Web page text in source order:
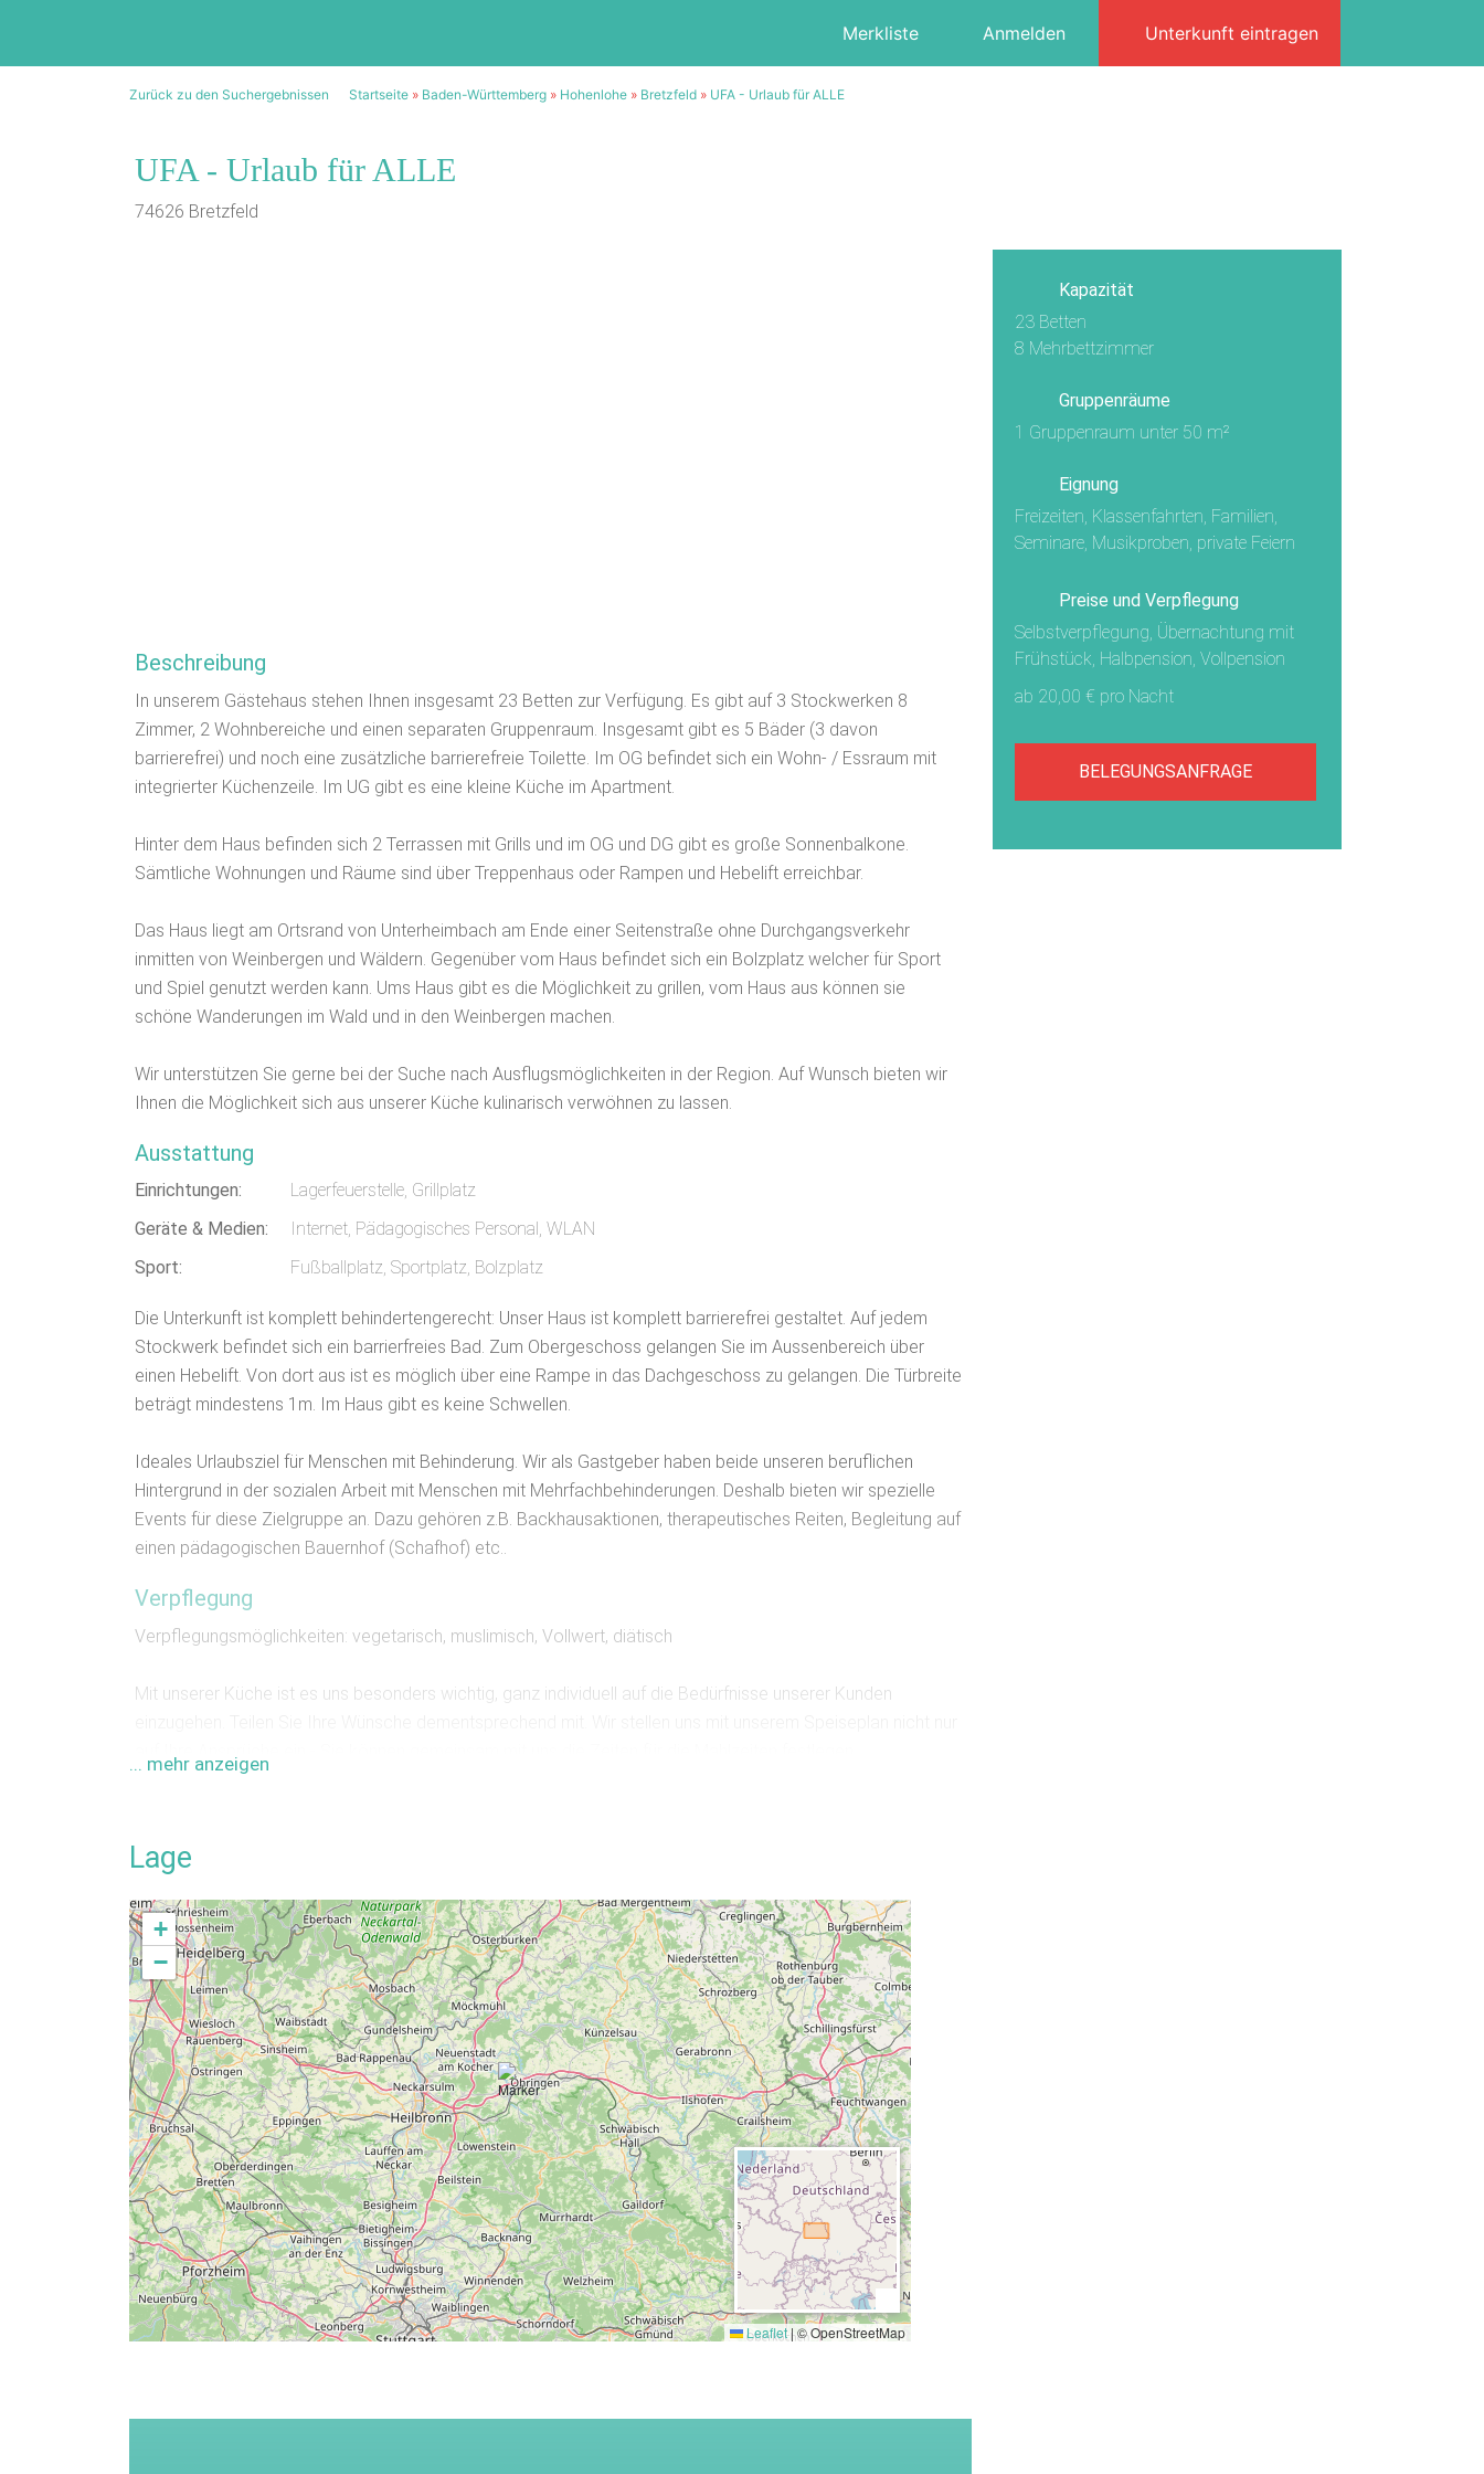
Merkliste Anmelden Unterkunft eintragen
Zurück zu den Suchergebnissen Startseite » Baden-Württemberg » Hohenlohe » Bretzfeld » UFA - Urlaub für ALLE
UFA - Urlaub für ALLE
74626 Bretzfeld
Kapazität
23 Betten
8 Mehrbettzimmer
Gruppenräume
1 Gruppenraum unter 50 m²
Eignung
Freizeiten, Klassenfahrten, Familien,
Seminare, Musikproben, private Feiern
Preise und Verpflegung
Selbstverpflegung, Übernachtung mit
Frühstück, Halbpension, Vollpension
ab 20,00 € pro Nacht
BELEGUNGSANFRAGE
Beschreibung
In unserem Gästehaus stehen Ihnen insgesamt 23 Betten zur Verfügung. Es gibt auf 3 Stockwerken 8
Zimmer, 2 Wohnbereiche und einen separaten Gruppenraum. Insgesamt gibt es 5 Bäder (3 davon
barrierefrei) und noch eine zusätzliche barrierefreie Toilette. Im OG befindet sich ein Wohn- / Essraum mit
integrierter Küchenzeile. Im UG gibt es eine kleine Küche im Apartment.
Hinter dem Haus befinden sich 2 Terrassen mit Grills und im OG und DG gibt es große Sonnenbalkone.
Sämtliche Wohnungen und Räume sind über Treppenhaus oder Rampen und Hebelift erreichbar.
Das Haus liegt am Ortsrand von Unterheimbach am Ende einer Seitenstraße ohne Durchgangsverkehr
inmitten von Weinbergen und Wäldern. Gegenüber vom Haus befindet sich ein Bolzplatz welcher für Sport
und Spiel genutzt werden kann. Ums Haus gibt es die Möglichkeit zu grillen, vom Haus aus können sie
schöne Wanderungen im Wald und in den Weinbergen machen.
Wir unterstützen Sie gerne bei der Suche nach Ausflugsmöglichkeiten in der Region. Auf Wunsch bieten wir
Ihnen die Möglichkeit sich aus unserer Küche kulinarisch verwöhnen zu lassen.
Ausstattung
Einrichtungen:
Lagerfeuerstelle, Grillplatz
Geräte & Medien:
Internet, Pädagogisches Personal, WLAN
Sport:
Fußballplatz, Sportplatz, Bolzplatz
Die Unterkunft ist komplett behindertengerecht: Unser Haus ist komplett barrierefrei gestaltet. Auf jedem
Stockwerk befindet sich ein barrierfreies Bad. Zum Obergeschoss gelangen Sie im Aussenbereich über
einen Hebelift. Von dort aus ist es möglich über eine Rampe in das Dachgeschoss zu gelangen. Die Türbreite
beträgt mindestens 1m. Im Haus gibt es keine Schwellen.
Ideales Urlaubsziel für Menschen mit Behinderung. Wir als Gastgeber haben beide unseren beruflichen
Hintergrund in der sozialen Arbeit mit Menschen mit Mehrfachbehinderungen. Deshalb bieten wir spezielle
Events für diese Zielgruppe an. Dazu gehören z.B. Backhausaktionen, therapeutisches Reiten, Begleitung auf
einen pädagogischen Bauernhof (Schafhof) etc..
Verpflegung
Verpflegungsmöglichkeiten: vegetarisch, muslimisch, Vollwert, diätisch
Mit unserer Küche ist es uns besonders wichtig, ganz individuell auf die Bedürfnisse unserer Kunden
IM OG befinden sich 3 Schlafzimmer mit insgesamt 7 Betten, im DG gibt es 4 Schlafzimmer mit insgesamt 10
Betten.
Umgebung
Entfernungen: Hallenbad (10,0 km),Freibad (10,0 km),See (15,0 km), Bahnhof (5,0 km)
Unser Gästehaus befindet sich am Ortsrand von Unterheimbach, einem Teilort der Gemeinde Bretzfeld mit
ca. 1000 Einwohnern. Unterheimbach ist eingebettet zwischen Wäldern und Weinbergen. Ideal geeignet als
Ausgangspunkt für Radtouren und Wanderungen im Naturpark Schwäbisch - Fränkischer Wald.
Mit der in 100 Metern entfernten Bushaltestelle haben Sie eine gute Anbindung an das S-Bahnnetz der
Region Heilbronn. Die nahe liegende Umgebung bietet eine Vielzahl an Ausflugszielen in der Region
Schwäbisch Hall und Heilbronn.
Beliebte Ausflugsziele sind der Breitenauer See, Tripsdrill, Auto- Technikmuseum Sinsheim, Freilichtmuseum
Wackershofen, Experimenta Heilbronn, Bad Wimpfen, Schwäbisch Hall, Blühendes Barock Ludwigsburg,
Tropfsteinhöhle Eberstadt um nur einige Beispiele zu nennen.
... mehr anzeigen
Lage
+
−
Leaflet|© OpenStreetMap